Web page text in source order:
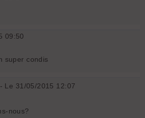
09:50
super condis
Le 31/05/2015 12:07
nous?